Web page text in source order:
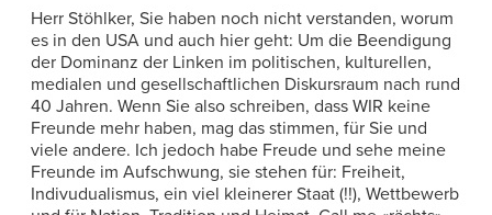
Herr Stöhlker, Sie haben noch nicht verstanden, worum
es in den USA und auch hier geht: Um die Beendigung
der Dominanz der Linken im politischen, kulturellen,
medialen und gesellschaftlichen Diskursraum nach rund
40 Jahren. Wenn Sie also schreiben, dass WIR keine
Freunde mehr haben, mag das stimmen, für Sie und
viele andere. Ich jedoch habe Freude und sehe meine
Freunde im Aufschwung, sie stehen für: Freiheit,
Indivudualismus, ein viel kleinerer Staat (!!), Wettbewerb